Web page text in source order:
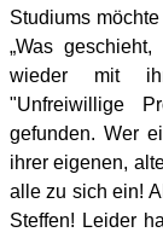
Studiums
„Was
wieder mit
"Unfreiwillige
gefunden. Wer
ihrer eigenen,
alle zu sich ein!
Steffen! Leider